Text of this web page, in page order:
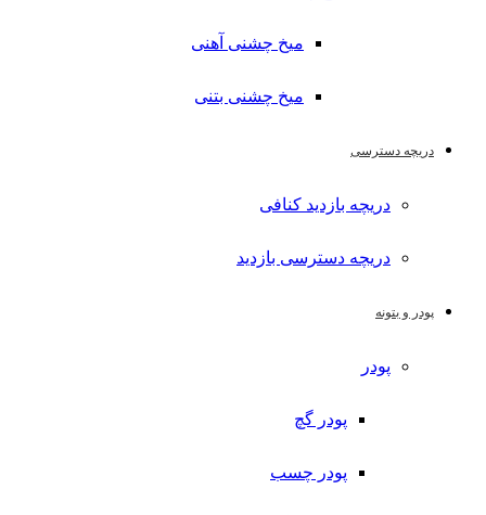
میخ چشنی آهنی
میخ چشنی بتنی
دریچه دسترسی
دریچه بازدید کنافی
دریچه دسترسی بازدید
پودر و بتونه
پودر
پودر گچ
پودر چسب